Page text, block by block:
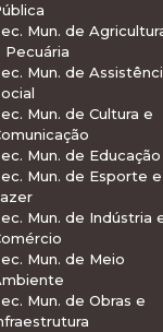
Mun. de
Pecuária
Mun. de
Mun. de Cultura e
Mun. de Educação
Mun. de Esporte e
Mun. de Indústria
Mun. de Meio
Mun. de Obras e